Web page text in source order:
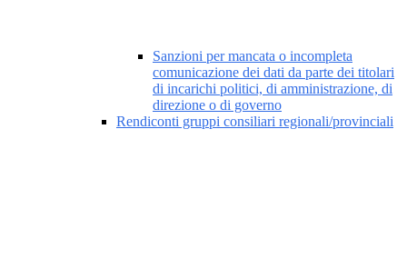
Sanzioni per mancata o incompleta
comunicazione dei dati da parte dei titolari
di incarichi politici, di amministrazione, di
direzione o di governo
Rendiconti gruppi consiliari regionali/provinciali